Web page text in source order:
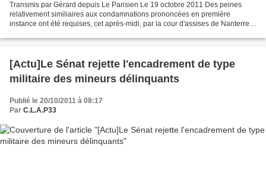
Transmis par Gérard depuis Le Parisien Le 19 octobre 2011 Des peines
relativement similiaires aux condamnations prononcées en première
instance ont été requises, cet après-midi, par la cour d'assises de Nanterre
[Actu]Le Sénat rejette l'encadrement de type
militaire des mineurs délinquants
Publié le 20/10/2011 à 08:17
Par C.L.A.P33